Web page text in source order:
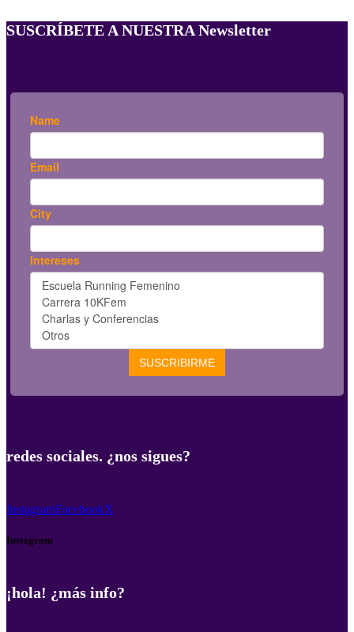
SUSCRÍBETE A NUESTRA Newsletter
redes sociales. ¿nos sigues?
InstagramFacebookX
Instagram
¡hola! ¿más info?